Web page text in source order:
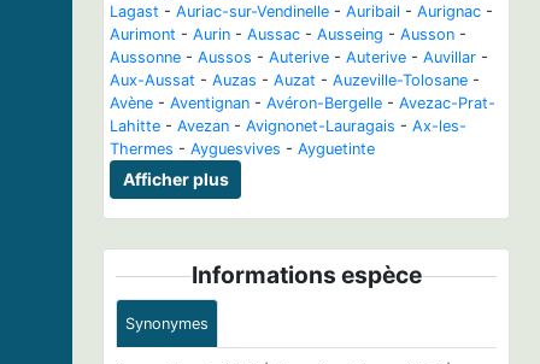
Lagast - Auriac-sur-Vendinelle - Auribail - Aurignac -
Aurimont - Aurin - Aussac - Ausseing - Ausson -
Aussonne - Aussos - Auterive - Auterive - Auvillar -
Aux-Aussat - Auzas - Auzat - Auzeville-Tolosane -
Avène - Aventignan - Avéron-Bergelle - Avezac-Prat-
Lahitte - Avezan - Avignonet-Lauragais - Ax-les-
Thermes - Ayguesvives - Ayguetinte
Afficher plus
Informations espèce
Synonymes